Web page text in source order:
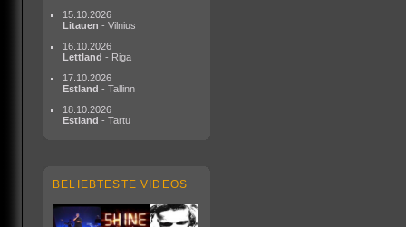
15.10.2026
Litauen - Vilnius
16.10.2026
Lettland - Riga
17.10.2026
Estland - Tallinn
18.10.2026
Estland - Tartu
BELIEBTESTE VIDEOS